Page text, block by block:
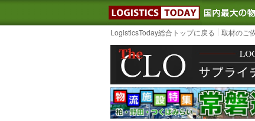
LogisticsToday総合トップに戻る 取材のご